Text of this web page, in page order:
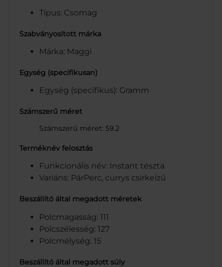
Típus: Csomag
Szabványosított márka
Márka: Maggi
Egység (specifikusan)
Egység (specifikus): Gramm
Számszerű méret
Számszerű méret: 59.2
Terméknév felosztás
Funkcionális név: Instant tészta
Variáns: PárPerc, currys csirkeízű
Beszállító által megadott méretek
Polcmagasság: 111
Polcszélesség: 127
Polcmélység: 15
Beszállító által megadott súly